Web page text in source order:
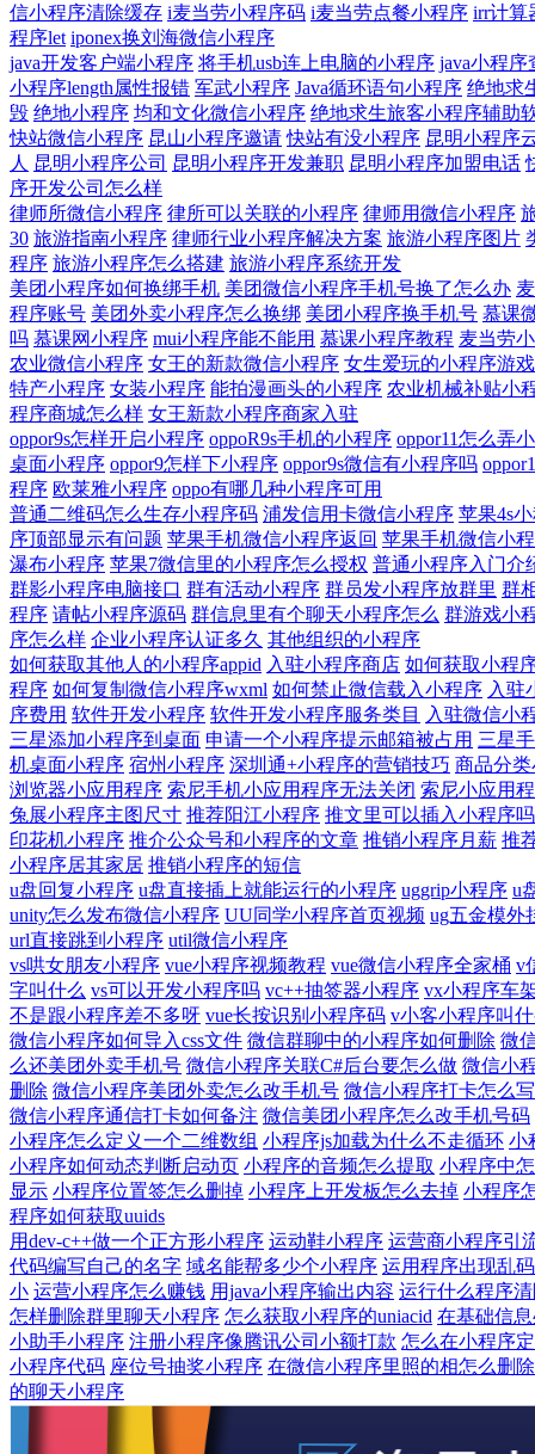
信小程序清除缓存 i麦当劳小程序码 i麦当劳点餐小程序 irr计算
程序let iponex换刘海微信小程序
java开发客户端小程序 将手机usb连上电脑的小程序 java小程
小程序length属性报错 军武小程序 Java循环语句小程序 绝地求
毁 绝地小程序 均和文化微信小程序 绝地求生旅客小程序辅助
快站微信小程序 昆山小程序邀请 快站有没小程序 昆明小程序
人 昆明小程序公司 昆明小程序开发兼职 昆明小程序加盟电话
序开发公司怎么样
律师所微信小程序 律所可以关联的小程序 律师用微信小程序
30 旅游指南小程序 律师行业小程序解决方案 旅游小程序图片
程序 旅游小程序怎么搭建 旅游小程序系统开发
美团小程序如何换绑手机 美团微信小程序手机号换了怎么办
程序账号 美团外卖小程序怎么换绑 美团小程序换手机号 慕课
吗 慕课网小程序 mui小程序能不能用 慕课小程序教程 麦当劳
农业微信小程序 女王的新款微信小程序 女生爱玩的小程序游戏
特产小程序 女装小程序 能拍漫画头的小程序 农业机械补贴小
程序商城怎么样 女王新款小程序商家入驻
oppor9s怎样开启小程序 oppoR9s手机的小程序 oppor11怎么弄
桌面小程序 oppor9怎样下小程序 oppor9s微信有小程序吗
程序 欧莱雅小程序 oppo有哪几种小程序可用
普通二维码怎么生存小程序码 浦发信用卡微信小程序 苹果4s
序顶部显示有问题 苹果手机微信小程序返回 苹果手机微信小
瀑布小程序 苹果7微信里的小程序怎么授权 普通小程序入门介
群影小程序电脑接口 群有活动小程序 群员发小程序放群里 群
程序 请帖小程序源码 群信息里有个聊天小程序怎么 群游戏小
序怎么样 企业小程序认证多久 其他组织的小程序
如何获取其他人的小程序appid 入驻小程序商店 如何获取小程
程序 如何复制微信小程序wxml 如何禁止微信载入小程序 入驻
序费用 软件开发小程序 软件开发小程序服务类目
入驻微信小
三星添加小程序到桌面 申请一个小程序提示邮箱被占用 三星
机桌面小程序 宿州小程序 深圳通+小程序的营销技巧 商品分
浏览器小应用程序 索尼手机小应用程序无法关闭 索尼小应用
兔展小程序主图尺寸 推荐阳江小程序 推文里可以插入小程序吗
印花机小程序 推介公众号和小程序的文章 推销小程序月薪 推
小程序居其家居 推销小程序的短信
u盘回复小程序 u盘直接插上就能运行的小程序 uggrip小程序 u
unity怎么发布微信小程序 UU同学小程序首页视频 ug五金模外
url直接跳到小程序 util微信小程序
vs哄女朋友小程序 vue小程序视频教程 vue微信小程序全家桶 v
字叫什么 vs可以开发小程序吗 vc++抽签器小程序 vx小程序车
不是跟小程序差不多呀 vue长按识别小程序码 v小客小程序叫
微信小程序如何导入css文件 微信群聊中的小程序如何删除 微
么还美团外卖手机号 微信小程序关联C#后台要怎么做 微信小
删除 微信小程序美团外卖怎么改手机号 微信小程序打卡怎么
微信小程序通信打卡如何备注 微信美团小程序怎么改手机号码
小程序怎么定义一个二维数组 小程序js加载为什么不走循环 小
小程序如何动态判断启动页 小程序的音频怎么提取 小程序中
显示 小程序位置签怎么删掉 小程序上开发板怎么去掉 小程序
程序如何获取uuids
用dev-c++做一个正方形小程序 运动鞋小程序 运营商小程序引
代码编写自己的名字 域名能帮多少个小程序 运用程序出现乱
小 运营小程序怎么赚钱 用java小程序输出内容 运行什么程序
怎样删除群里聊天小程序 怎么获取小程序的uniacid 在基础信
小助手小程序 注册小程序像腾讯公司小额打款 怎么在小程序
小程序代码 座位号抽奖小程序 在微信小程序里照的相怎么删除
的聊天小程序